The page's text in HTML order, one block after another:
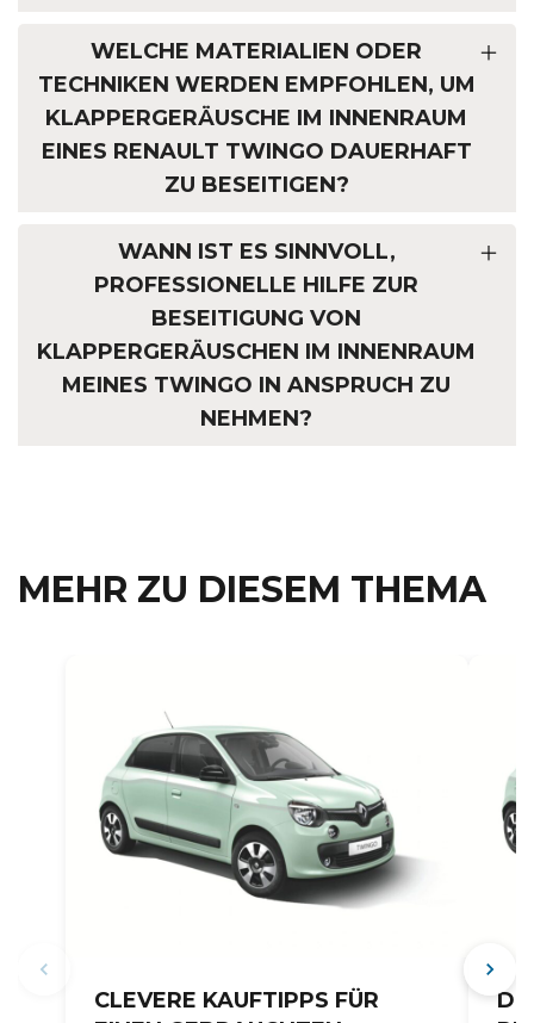
WELCHE MATERIALIEN ODER
TECHNIKEN WERDEN EMPFOHLEN, UM
KLAPPERGERÄUSCHE IM INNENRAUM
EINES RENAULT TWINGO DAUERHAFT
ZU BESEITIGEN?
WANN IST ES SINNVOLL,
PROFESSIONELLE HILFE ZUR
BESEITIGUNG VON
KLAPPERGERÄUSCHEN IM INNENRAUM
MEINES TWINGO IN ANSPRUCH ZU
NEHMEN?
MEHR ZU DIESEM THEMA
CLEVERE KAUFTIPPS FÜR